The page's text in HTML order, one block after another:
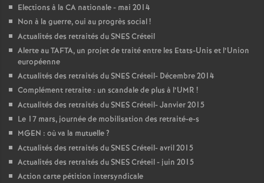
Elections à la CA nationale - mai 2014
Non à la guerre, oui au progrès social!
Actualités des retraités duSNESCréteil
Alerte auTAFTA, un projet de traité entre les Etats-Unis et l’Union
européenne
Actualités des retraités duSNESCréteil- Décembre 2014
Complément retraite : un scandale de plus à l’UMR !
Actualités des retraités duSNESCréteil- Janvier 2015
Le 17 mars, journée de mobilisation des retraité-e-s
MGEN : où va la mutuelle?
Actualités des retraités duSNESCréteil- avril 2015
Actualités des retraités duSNESCréteil - juin 2015
Action carte pétition intersyndicale